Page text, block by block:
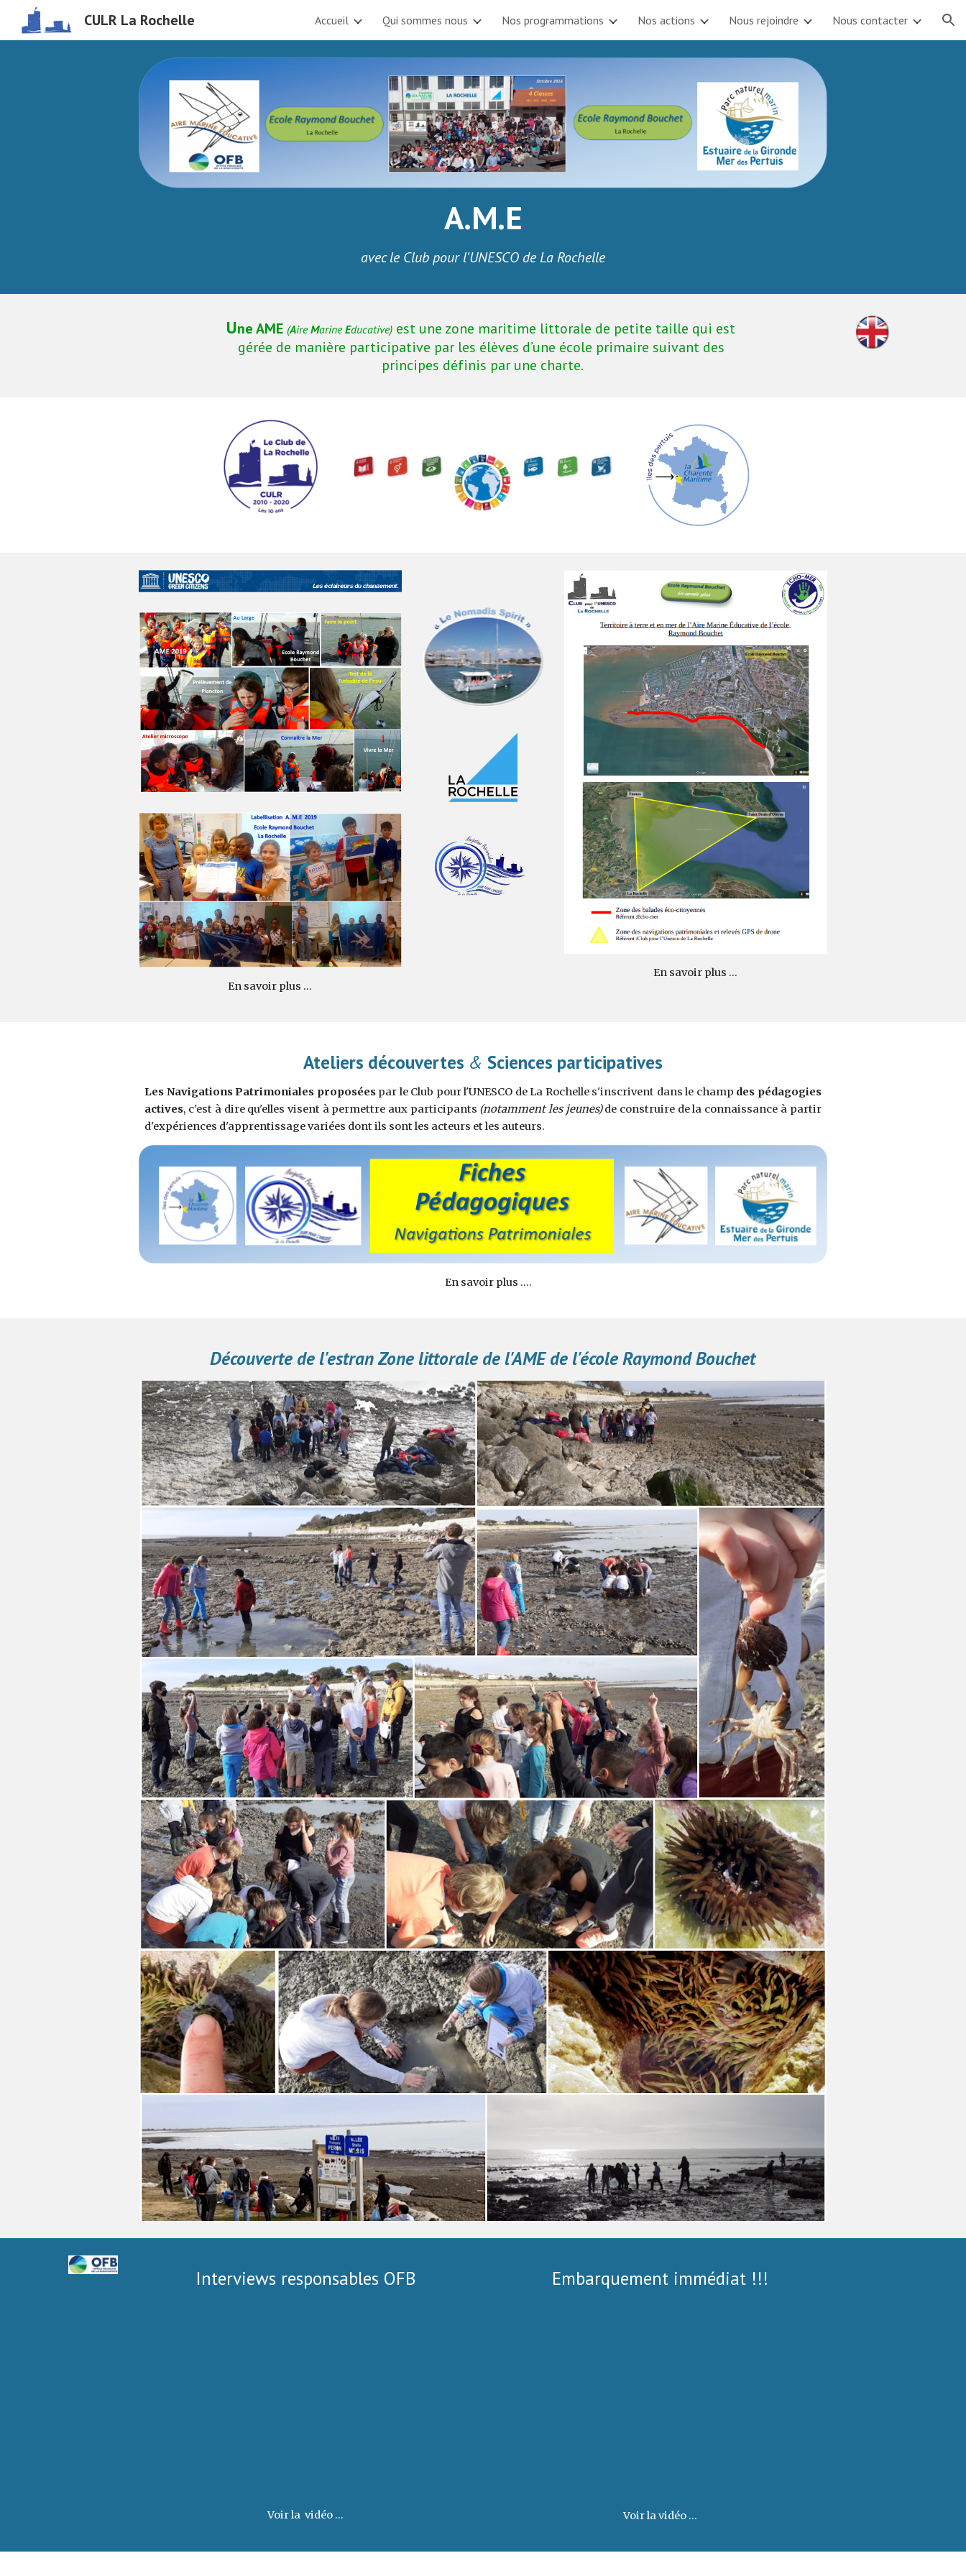
Skip to main content Skip to navigation
CULR La Rochelle Accueil Qui sommes nous Nos programmations Nos actions Nous rejoindre Nous contacter
A.M.E
avec le Club pour l'UNESCO de La Rochelle
Une AME (Aire Marine Educative) est une zone maritime littorale de petite taille qui est
gérée de manière participative par les élèves d’une école primaire suivant des
principes définis par une charte.
En savoir plus ...
En savoir plus ...
Ateliers découvertes & Sciences participatives
Les Navigations Patrimoniales proposéesparleClub pour l'UNESCO de La Rochelle s'inscrivent dans le champ des pédagogies
actives, c'est à dire qu'elles visent à permettre aux participants (notamment les jeunes)de construire de la connaissance à partir
d'expériences d'apprentissage variées dont ils sont les acteurs et les auteurs.
     En savoir plus ....
Découverte de l'estran Zone littorale de l'AME de l'école Raymond Bouchet
Interviews responsables OFB
Voir la  vidéo ...
Embarquement immédiat !!!
Voir la vidéo ...